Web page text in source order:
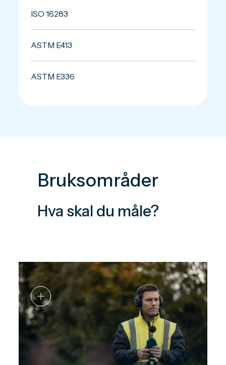
ISO 16283
ASTM E413
ASTM E336
Bruksområder
Hva skal du måle?